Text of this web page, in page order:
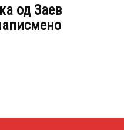
од Заев